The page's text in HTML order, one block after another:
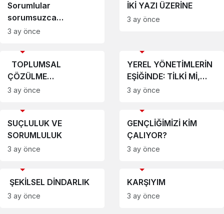
Sorumlular
sorumsuzca
konuşamazlar.
3 ay önce
İKİ YAZI ÜZERİNE
3 ay önce
TOPLUMSAL
ÇÖZÜLME
KISKACINDA DOĞU,
3 ay önce
YEREL YÖNETİMLERİN
EŞİĞİNDE: TİLKİ Mİ,
KİRPİ Mİ?
3 ay önce
SUÇLULUK VE
SORUMLULUK
3 ay önce
GENÇLİĞİMİZİ KİM
ÇALIYOR?
3 ay önce
ŞEKİLSEL DİNDARLIK
3 ay önce
KARŞIYIM
3 ay önce